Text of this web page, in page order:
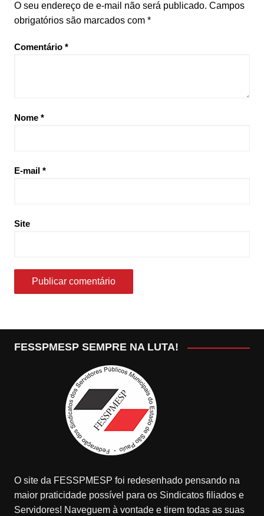
O seu endereço de e-mail não será publicado. Campos
obrigatórios são marcados com *
Comentário *
Nome *
E-mail *
Site
FESSPMESP SEMPRE NA LUTA!
O site da FESSPMESP foi redesenhado pensando na
maior praticidade possível para os Sindicatos filiados e
Servidores! Naveguem à vontade e tirem todas as suas